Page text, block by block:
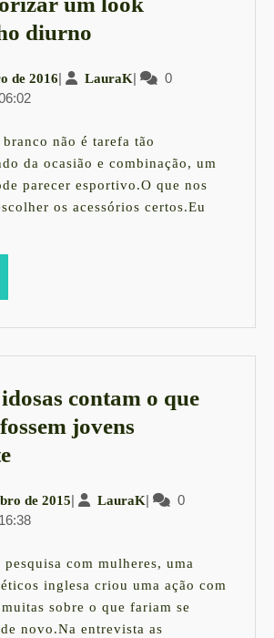
diurno
um
branquinho
diurno
de 201619
de
2016
| LauraKLauraK
|
0
não é tarefa tão
da ocasião e combinação, um
parecer esportivo.O que nos
os acessórios certos.Eu
contam o que
jovens
Mulheres
contam
que
fariam
se
de 201510
de
| LauraKLauraK
|
0
16:38
com mulheres, uma
inglesa criou uma ação com
sobre o que fariam se
novo.Na entrevista as